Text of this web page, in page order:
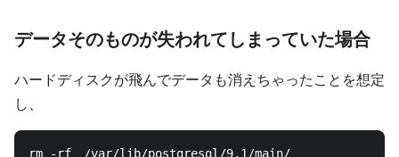
データそのものが失われてしまっていた場合
ハードディスクが飛んでデータも消えちゃったことを想定
し、